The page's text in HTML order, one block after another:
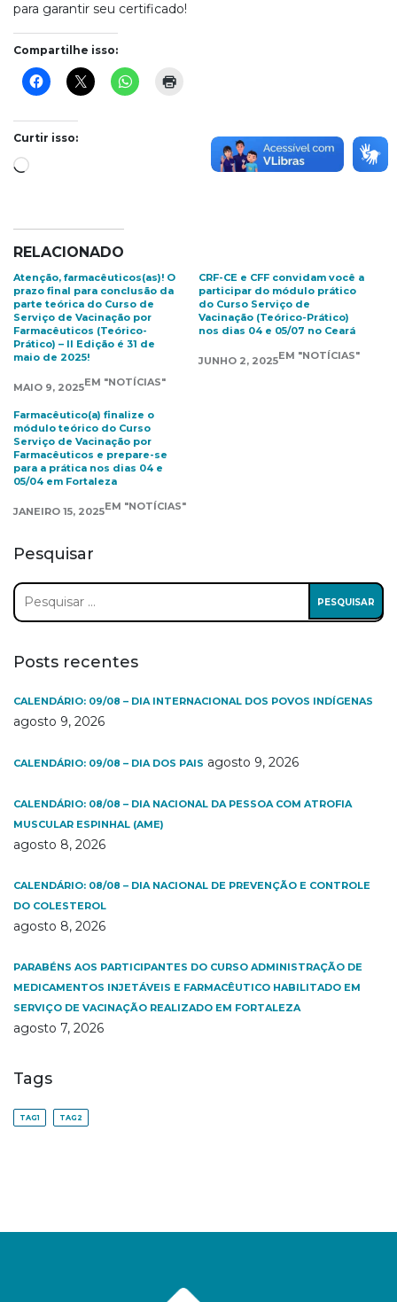
para garantir seu certificado!
Compartilhe isso:
Curtir isso:
Carregando...
RELACIONADO
Atenção, farmacêuticos(as)! O
prazo final para conclusão da
parte teórica do Curso de
Serviço de Vacinação por
Farmacêuticos (Teórico-
Prático) – II Edição é 31 de
maio de 2025!
MAIO 9, 2025EM "NOTÍCIAS"
CRF-CE e CFF convidam você a
participar do módulo prático
do Curso Serviço de
Vacinação (Teórico-Prático)
nos dias 04 e 05/07 no Ceará
JUNHO 2, 2025EM "NOTÍCIAS"
Farmacêutico(a) finalize o
módulo teórico do Curso
Serviço de Vacinação por
Farmacêuticos e prepare-se
para a prática nos dias 04 e
05/04 em Fortaleza
JANEIRO 15, 2025EM "NOTÍCIAS"
Pesquisar
Pesquisar
por:
Posts recentes
CALENDÁRIO: 09/08 – DIA INTERNACIONAL DOS POVOS INDÍGENAS
agosto 9, 2026
CALENDÁRIO: 09/08 – DIA DOS PAIS agosto 9, 2026
CALENDÁRIO: 08/08 – DIA NACIONAL DA PESSOA COM ATROFIA
MUSCULAR ESPINHAL (AME)
agosto 8, 2026
CALENDÁRIO: 08/08 – DIA NACIONAL DE PREVENÇÃO E CONTROLE
DO COLESTEROL
agosto 8, 2026
PARABÉNS AOS PARTICIPANTES DO CURSO ADMINISTRAÇÃO DE
MEDICAMENTOS INJETÁVEIS E FARMACÊUTICO HABILITADO EM
SERVIÇO DE VACINAÇÃO REALIZADO EM FORTALEZA
agosto 7, 2026
Tags
TAG1 TAG2